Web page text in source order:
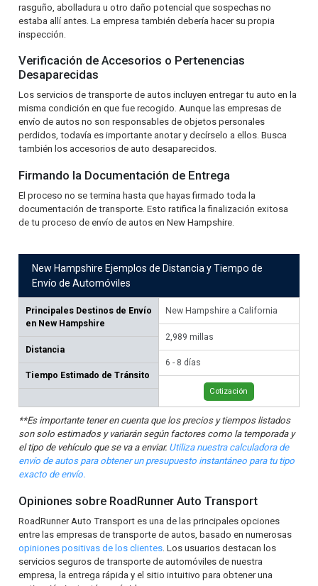
rasguño, abolladura u otro daño potencial que sospechas no
estaba allí antes. La empresa también debería hacer su propia
inspección.
Verificación de Accesorios o Pertenencias
Desaparecidas
Los servicios de transporte de autos incluyen entregar tu auto en la
misma condición en que fue recogido. Aunque las empresas de
envío de autos no son responsables de objetos personales
perdidos, todavía es importante anotar y decírselo a ellos. Busca
también los accesorios de auto desaparecidos.
Firmando la Documentación de Entrega
El proceso no se termina hasta que hayas firmado toda la
documentación de transporte. Esto ratifica la finalización exitosa
de tu proceso de envío de autos en New Hampshire.
New Hampshire Ejemplos de Distancia y Tiempo de
Envío de Automóviles
Principales Destinos de Envío
en New Hampshire
Distancia
Tiempo Estimado de Tránsito
New Hampshire a California
2,989 millas
6 - 8 días
Cotización
**Es importante tener en cuenta que los precios y tiempos listados
son solo estimados y variarán según factores como la temporada y
el tipo de vehículo que se va a enviar. Utiliza nuestra calculadora de
envío de autos para obtener un presupuesto instantáneo para tu tipo
exacto de envío.
Opiniones sobre RoadRunner Auto Transport
RoadRunner Auto Transport es una de las principales opciones
entre las empresas de transporte de autos, basado en numerosas
opiniones positivas de los clientes . Los usuarios destacan los
servicios seguros de transporte de automóviles de nuestra
empresa, la entrega rápida y el sitio intuitivo para obtener una